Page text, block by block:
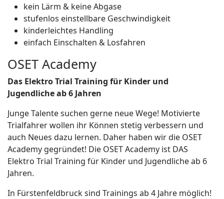
kein Lärm & keine Abgase
stufenlos einstellbare Geschwindigkeit
kinderleichtes Handling
einfach Einschalten & Losfahren
OSET Academy
Das Elektro Trial Training für Kinder und
Jugendliche ab 6 Jahren
Junge Talente suchen gerne neue Wege! Motivierte
Trialfahrer wollen ihr Können stetig verbessern und
auch Neues dazu lernen. Daher haben wir die OSET
Academy gegründet! Die OSET Academy ist DAS
Elektro Trial Training für Kinder und Jugendliche ab 6
Jahren.
In Fürstenfeldbruck sind Trainings ab 4 Jahre möglich!